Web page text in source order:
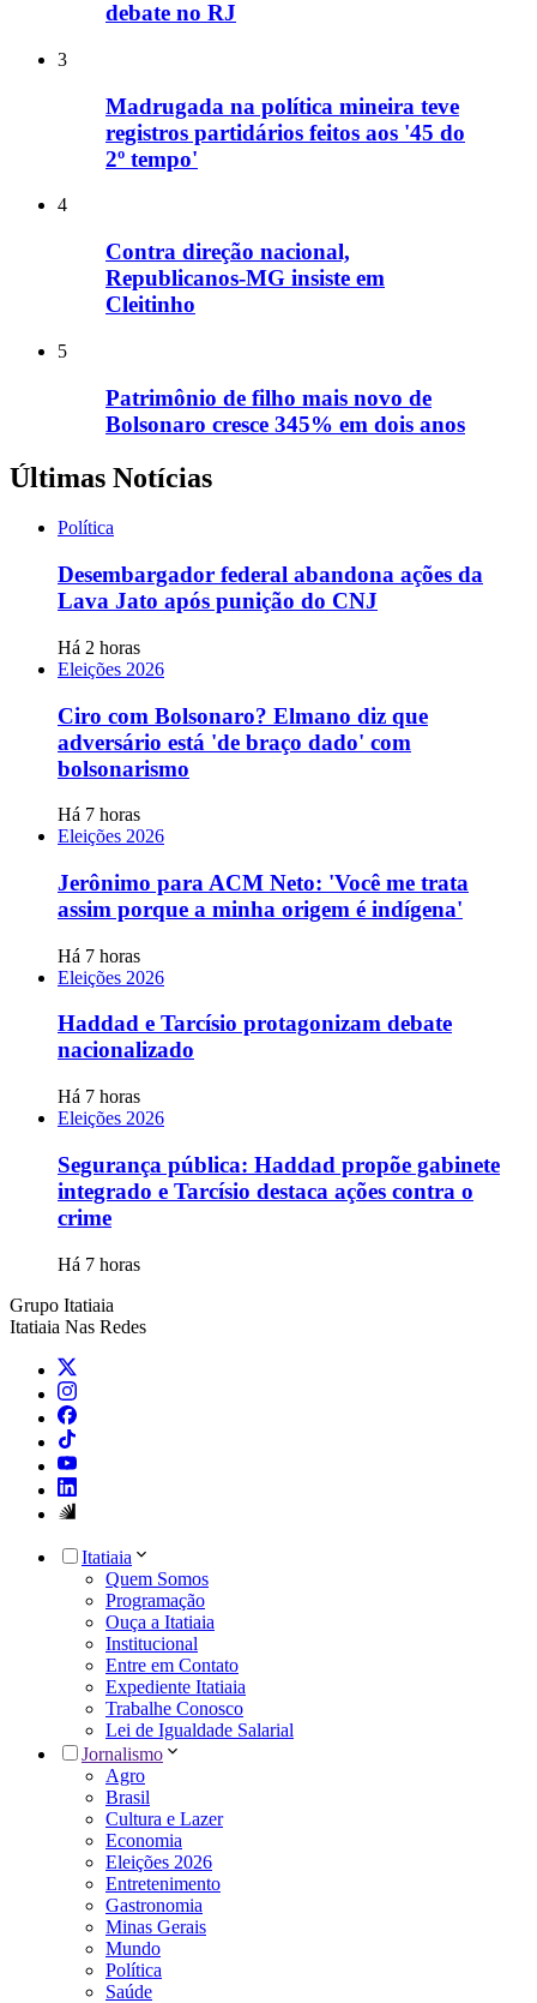
debate no RJ
3
Madrugada na política mineira teve
registros partidários feitos aos '45 do
2º tempo'
4
Contra direção nacional,
Republicanos-MG insiste em
Cleitinho
5
Patrimônio de filho mais novo de
Bolsonaro cresce 345% em dois anos
Últimas Notícias
Política
Desembargador federal abandona ações da
Lava Jato após punição do CNJ
Há 2 horas
Eleições 2026
Ciro com Bolsonaro? Elmano diz que
adversário está 'de braço dado' com
bolsonarismo
Há 7 horas
Eleições 2026
Jerônimo para ACM Neto: 'Você me trata
assim porque a minha origem é indígena'
Há 7 horas
Eleições 2026
Haddad e Tarcísio protagonizam debate
nacionalizado
Há 7 horas
Eleições 2026
Segurança pública: Haddad propõe gabinete
integrado e Tarcísio destaca ações contra o
crime
Há 7 horas
Grupo Itatiaia
Itatiaia Nas Redes
Itatiaia
Quem Somos
Programação
Ouça a Itatiaia
Institucional
Entre em Contato
Expediente Itatiaia
Trabalhe Conosco
Lei de Igualdade Salarial
Jornalismo
Agro
Brasil
Cultura e Lazer
Economia
Eleições 2026
Entretenimento
Gastronomia
Minas Gerais
Mundo
Política
Saúde